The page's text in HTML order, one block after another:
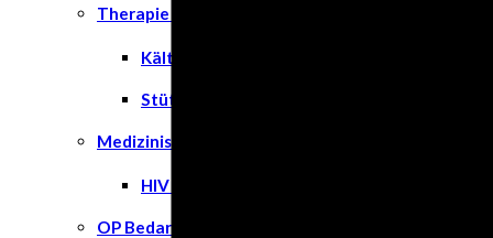
Therapie & Kompression
Kälte- & Wärmetherapie
Stützstrümpfe & Kompression
Medizinische Tests & Geräte
HIV Tests
OP Bedarf